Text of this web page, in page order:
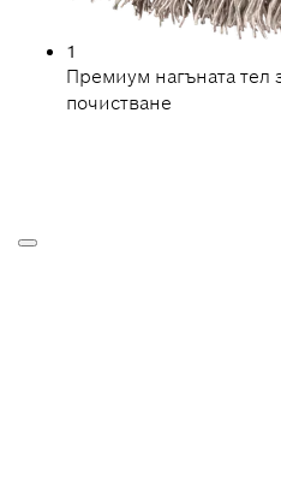
1
Премиум нагъната тел
почистване